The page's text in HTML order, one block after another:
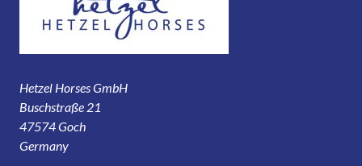
Hetzel Horses GmbH
Buschstraße 21
47574 Goch
Germany